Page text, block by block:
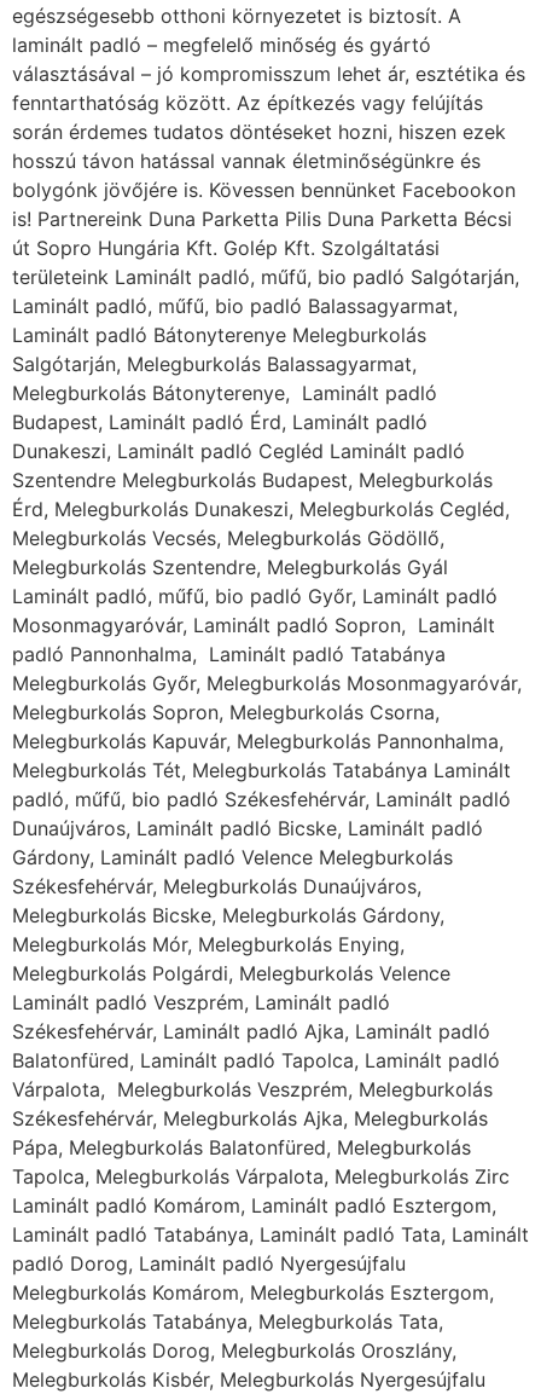
egészségesebb otthoni környezetet is biztosít. A
laminált padló – megfelelő minőség és gyártó
választásával – jó kompromisszum lehet ár, esztétika és
fenntarthatóság között. Az építkezés vagy felújítás
során érdemes tudatos döntéseket hozni, hiszen ezek
hosszú távon hatással vannak életminőségünkre és
bolygónk jövőjére is. Kövessen bennünket Facebookon
is! Partnereink Duna Parketta Pilis Duna Parketta Bécsi
út Sopro Hungária Kft. Golép Kft. Szolgáltatási
területeink Laminált padló, műfű, bio padló Salgótarján,
Laminált padló, műfű, bio padló Balassagyarmat,
Laminált padló Bátonyterenye Melegburkolás
Salgótarján, Melegburkolás Balassagyarmat,
Melegburkolás Bátonyterenye, Laminált padló
Budapest, Laminált padló Érd, Laminált padló
Dunakeszi, Laminált padló Cegléd Laminált padló
Szentendre Melegburkolás Budapest, Melegburkolás
Érd, Melegburkolás Dunakeszi, Melegburkolás Cegléd,
Melegburkolás Vecsés, Melegburkolás Gödöllő,
Melegburkolás Szentendre, Melegburkolás Gyál
Laminált padló, műfű, bio padló Győr, Laminált padló
Mosonmagyaróvár, Laminált padló Sopron, Laminált
padló Pannonhalma, Laminált padló Tatabánya
Melegburkolás Győr, Melegburkolás Mosonmagyaróvár,
Melegburkolás Sopron, Melegburkolás Csorna,
Melegburkolás Kapuvár, Melegburkolás Pannonhalma,
Melegburkolás Tét, Melegburkolás Tatabánya Laminált
padló, műfű, bio padló Székesfehérvár, Laminált padló
Dunaújváros, Laminált padló Bicske, Laminált padló
Gárdony, Laminált padló Velence Melegburkolás
Székesfehérvár, Melegburkolás Dunaújváros,
Melegburkolás Bicske, Melegburkolás Gárdony,
Melegburkolás Mór, Melegburkolás Enying,
Melegburkolás Polgárdi, Melegburkolás Velence
Laminált padló Veszprém, Laminált padló
Székesfehérvár, Laminált padló Ajka, Laminált padló
Balatonfüred, Laminált padló Tapolca, Laminált padló
Várpalota, Melegburkolás Veszprém, Melegburkolás
Székesfehérvár, Melegburkolás Ajka, Melegburkolás
Pápa, Melegburkolás Balatonfüred, Melegburkolás
Tapolca, Melegburkolás Várpalota, Melegburkolás Zirc
Laminált padló Komárom, Laminált padló Esztergom,
Laminált padló Tatabánya, Laminált padló Tata, Laminált
padló Dorog, Laminált padló Nyergesújfalu
Melegburkolás Komárom, Melegburkolás Esztergom,
Melegburkolás Tatabánya, Melegburkolás Tata,
Melegburkolás Dorog, Melegburkolás Oroszlány,
Melegburkolás Kisbér, Melegburkolás Nyergesújfalu